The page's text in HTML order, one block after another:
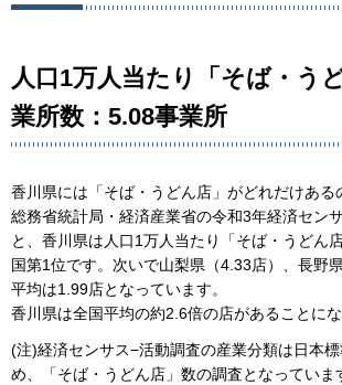
人口1万人当たり「そば・う
業所数：5.08事業所
香川県には「そば・うどん店」がどれだけある
総務省統計局・経済産業省の令和3年経済セン
と、香川県は人口1万人当たり「そば・うどん
国第1位です。次いで山梨県（4.33店）、長野
平均は1.99店となっています。
香川県は全国平均の約2.6倍の店があることにな
(注)経済センサス−活動調査の産業分類は日本
め、「そば・うどん店」数の調査となっていま